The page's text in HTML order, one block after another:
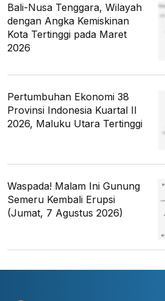
Bali-Nusa Tenggara, Wilayah
dengan Angka Kemiskinan
Kota Tertinggi pada Maret
2026
Pertumbuhan Ekonomi 38
Provinsi Indonesia Kuartal II
2026, Maluku Utara Tertinggi
Waspada! Malam Ini Gunung
Semeru Kembali Erupsi
(Jumat, 7 Agustus 2026)